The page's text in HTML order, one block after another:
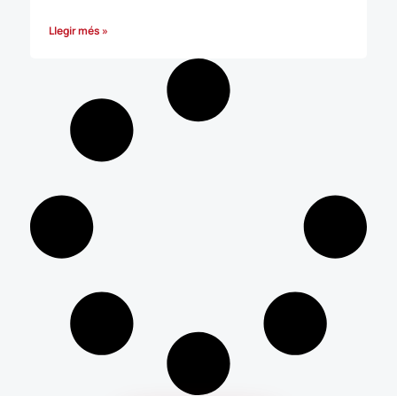
Llegir més »